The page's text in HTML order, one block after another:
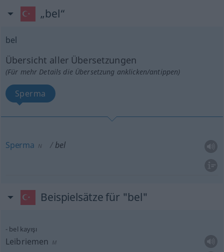
„bel“
bel
Übersicht aller Übersetzungen
(Für mehr Details die Übersetzung anklicken/antippen)
Sperma
Sperma N bel
Beispielsätze für "bel"
bel kayışı
Leibriemen M